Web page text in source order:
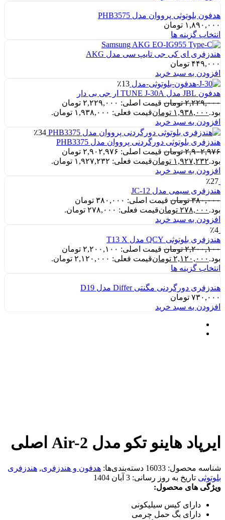
هدفون بلوتوثی پرووان مدل PHB3575
۱,۸۹۰,۰۰۰ تومان
انتخاب گزینه ها
هندزفری ای کی جی تایپ سی مدل AKG
۴۴۹,۰۰۰ تومان
افزودن به سبد خرید
٪13
هدفون JBL مدل TUNE J-30A ار جی بی دار
۲,۲۲۹,۰۰۰ تومان
قیمت اصلی: ۲,۲۲۹,۰۰۰ تومان
بود. ۱,۹۳۸,۰۰۰ تومانقیمت فعلی: ۱,۹۳۸,۰۰۰ تومان.
افزودن به سبد خرید
٪34
هندزفری بلوتوثی دورگردنی پرووان مدل PHB3375
۲,۹۰۲,۹۷۶ تومان
قیمت اصلی: ۲,۹۰۲,۹۷۶ تومان
بود.۱,۹۲۷,۲۳۲ تومانقیمت فعلی: ۱,۹۲۷,۲۳۲ تومان.
افزودن به سبد خرید
٪27
هندزفری سیمی مدل JC-12
۳۸۰,۰۰۰ تومان
قیمت اصلی: ۳۸۰,۰۰۰ تومان
بود. ۲۷۸,۰۰۰ تومانقیمت فعلی: ۲۷۸,۰۰۰ تومان.
افزودن به سبد خرید
٪4
هندزفری بلوتوثی QCY مدل T13 X
۲,۲۰۰,۱۰۰ تومان
قیمت اصلی: ۲,۲۰۰,۱۰۰ تومان
بود. ۲,۱۲۰,۰۰۰ تومانقیمت فعلی: ۲,۱۲۰,۰۰۰ تومان.
انتخاب گزینه ها
هندزفری دورگردنی مگنتی Differ مدل D19
۷۳۰,۰۰۰ تومان
افزودن به سبد خرید
ایرپاد هاینو تکو مدل Air-2 اصلی
شناسه محصول: 16033 دسته‌بندی‌ها: هدفون و هندزفری, هندزفری
بلوتوثی تاریخ به روز رسانی: 3 آبان 1404
ویژگی های محصول:
دارای کیس سیلیکونی
دارای بگ حمل چرمی